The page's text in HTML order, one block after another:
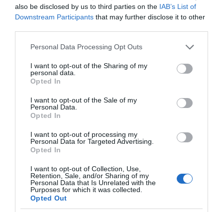
also be disclosed by us to third parties on the IAB’s List of
Downstream Participants that may further disclose it to other
Please note that this website/app uses one or more Google
not limited to your visit or usage behaviour. You may click to
grant or deny consent to Google and its third-party tags to
use your data for below specified purposes in below Google
consent section.
Personal Data Processing Opt Outs
I want to opt-out of the Sharing of my
personal data.
Opted In
I want to opt-out of the Sale of my
Personal Data.
Opted In
I want to opt-out of processing my
Personal Data for Targeted Advertising.
Opted In
I want to opt-out of Collection, Use,
Retention, Sale, and/or Sharing of my
Personal Data that Is Unrelated with the
Purposes for which it was collected.
Opted Out
ΕΛ.Α.Σ Να μην πανηγυρίζει η κυβέρνηση για έργο
που έχει παγώσει εδώ και έναν χρόνο – Πότε θα
ολοκληρωθεί το έργο του καλωδίου;
ΔΕΙΤΕ ΤΗΝ ΚΙΝΗΣΗ ΣΤΟΥΣ ΔΡΌΜΟΥΣ